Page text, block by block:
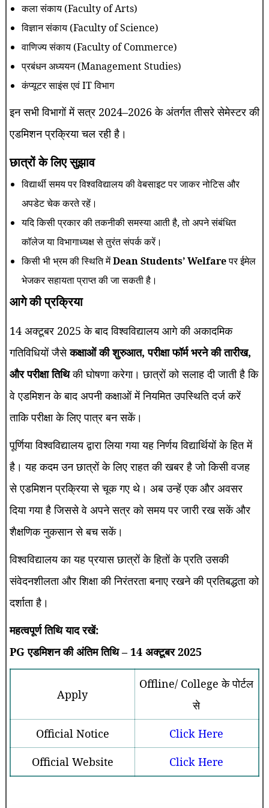
कला संकाय (Faculty of Arts)
विज्ञान संकाय (Faculty of Science)
वाणिज्य संकाय (Faculty of Commerce)
प्रबंधन अध्ययन (Management Studies)
कंप्यूटर साइंस एवं IT विभाग
इन सभी विभागों में सत्र 2024–2026 के अंतर्गत तीसरे सेमेस्टर की
एडमिशन प्रक्रिया चल रही है।
छात्रों के लिए सुझाव
विद्यार्थी समय पर विश्वविद्यालय की वेबसाइट पर जाकर नोटिस और
अपडेट चेक करते रहें।
यदि किसी प्रकार की तकनीकी समस्या आती है, तो अपने संबंधित
कॉलेज या विभागाध्यक्ष से तुरंत संपर्क करें।
किसी भी भ्रम की स्थिति मेंDean Students’ Welfareपर ईमेल
भेजकर सहायता प्राप्त की जा सकती है।
आगे की प्रक्रिया
14 अक्टूबर 2025 के बाद विश्वविद्यालय आगे की अकादमिक
गतिविधियों जैसेकक्षाओं की शुरुआत, परीक्षा फॉर्म भरने की तारीख,
और परीक्षा तिथिकी घोषणा करेगा। छात्रों को सलाह दी जाती है कि
वे एडमिशन के बाद अपनी कक्षाओं में नियमित उपस्थिति दर्ज करें
ताकि परीक्षा के लिए पात्र बन सकें।
पूर्णिया विश्वविद्यालय द्वारा लिया गया यह निर्णय विद्यार्थियों के हित में
है। यह कदम उन छात्रों के लिए राहत की खबर है जो किसी वजह
से एडमिशन प्रक्रिया से चूक गए थे। अब उन्हें एक और अवसर
दिया गया है जिससे वे अपने सत्र को समय पर जारी रख सकें और
शैक्षणिक नुकसान से बच सकें।
विश्वविद्यालय का यह प्रयास छात्रों के हितों के प्रति उसकी
संवेदनशीलता और शिक्षा की निरंतरता बनाए रखने की प्रतिबद्धता को
दर्शाता है।
महत्वपूर्ण तिथि याद रखें:
PG एडमिशन की अंतिम तिथि – 14 अक्टूबर 2025
Apply
Offline/ College के पोर्टल
से
Official Notice
Click Here
Official Website
Click Here